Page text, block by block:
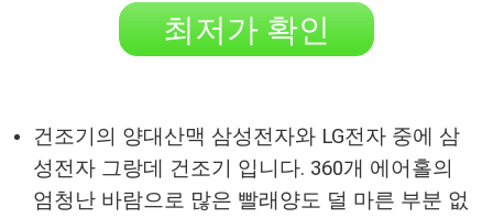
최저가 확인
건조기의 양대산맥 삼성전자와 LG전자 중에 삼
성전자 그랑데 건조기 입니다. 360개 에어홀의
엄청난 바람으로 많은 빨래양도 덜 마른 부분 없